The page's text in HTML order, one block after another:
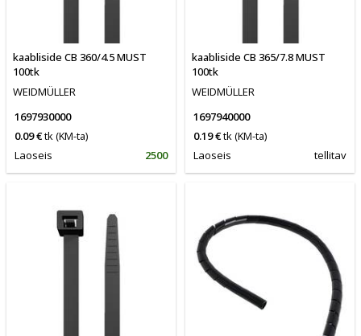
kaabliside CB 360/4.5 MUST
100tk
WEIDMÜLLER
1697930000
0.09 €tk(KM-ta)
Laoseis
2500
kaabliside CB 365/7.8 MUST
100tk
WEIDMÜLLER
1697940000
0.19 €tk(KM-ta)
Laoseis
tellitav